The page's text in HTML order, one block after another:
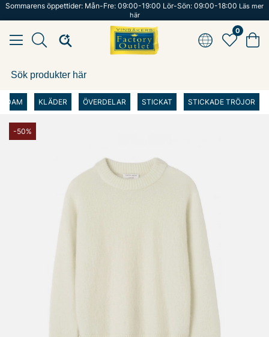
Sommarens öppettider: Mån-Fre: 09:00-19:00 Lör-Sön: 09:00-18:00 Läs mer
här
0
DAM KLÄDER ÖVERDELAR STICKAT STICKADE TRÖJOR
-50%